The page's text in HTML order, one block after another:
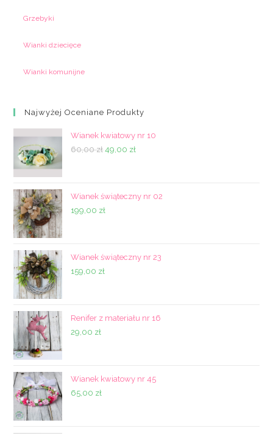
Grzebyki
Wianki dziecięce
Wianki komunijne
Najwyżej Oceniane Produkty
Wianek kwiatowy nr 10
60,00zł Pierwotna
60,00 zł.
49,00 złAktualna
49,00 zł.
Wianek świąteczny nr 02
199,00 zł
Wianek świąteczny nr 23
159,00 zł
Renifer z materiału nr 16
29,00 zł
Wianek kwiatowy nr 45
65,00 zł